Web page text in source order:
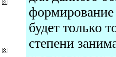
формирование
будет только
степени